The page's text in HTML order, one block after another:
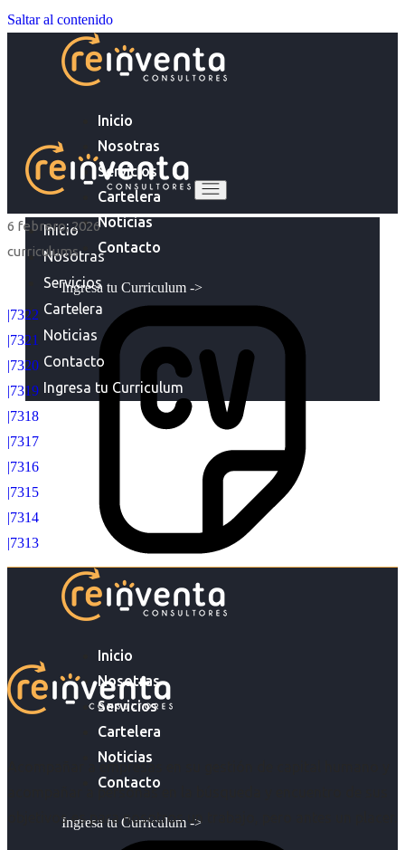
Saltar al contenido
Inicio
Nosotras
Servicios
Cartelera
Noticias
Contacto
Ingresa tu Curriculum ->
Inicio
Nosotras
Servicios
Cartelera
Noticias
Contacto
Ingresa tu Curriculum ->
Inicio
Nosotras
Servicios
Cartelera
Noticias
Contacto
Ingresa tu Curriculum
6 febrero, 2026
curriculums
|7322
|7321
|7320
|7319
|7318
|7317
|7316
|7315
|7314
|7313
Acompañar a empresas en su gestión de capital humano y
acompañar a personas en la búsqueda y encuentro de sus
objetivos es para nosotros un trabajo, pero antes un placer.